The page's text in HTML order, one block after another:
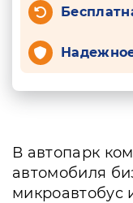
В автопарк
автомобиля
микроавтобус